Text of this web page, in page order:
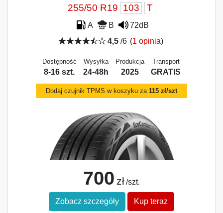
255/50 R19 103 T
A B
72dB
4,5/6 (1 opinia)
Dostępność
8-16 szt.
Wysyłka
24-48h
Produkcja
2025
Transport
GRATIS
Dodaj czujnik TPMS w koszyku za 115 zł/szt
700 zł /szt.
Zobacz szczegóły Kup teraz